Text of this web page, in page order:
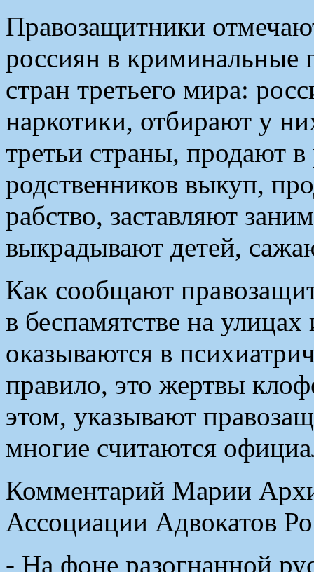
Правозащитники
россиян в криминальные
стран третьего мира:
наркотики, отбирают у
третьи страны, продают
родственников выкуп,
рабство, заставляют
выкрадывают детей,
Как сообщают
в беспамятстве на
оказываются в
правило, это жертвы
этом, указывают
многие считаются
Комментарий Марии
Ассоциации Адвокатов
- На фоне разогнанной